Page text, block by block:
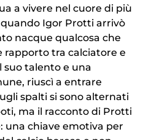
a vivere nel cuore di più
quando Igor Protti arrivò
nacque qualcosa che
rapporto tra calciatore e
suo talento e una
riuscì a entrare
spalti si sono alternati
ma il racconto di Protti
una chiave emotiva per